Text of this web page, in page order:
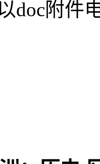
doc附件